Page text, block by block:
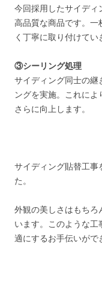
今回採用したサイディ
高品質な商品です。一
く丁寧に取り付けてい
③シーリング処理
サイディング同士の継
ングを実施。これに
さらに向上します。
サイディング貼替工事
た。
外観の美しさはもちろ
います。このような
適にするお手伝いがで